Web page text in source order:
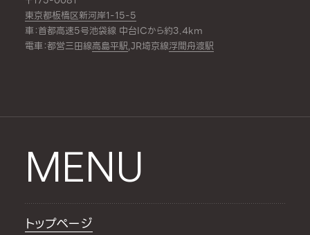
東京都板橋区新河岸1-15-5
車：首都高速5号池袋線 中台ICから約3.4km
電車：都営三田線高島平駅,JR埼京線浮間舟渡駅
MENU
トップページ